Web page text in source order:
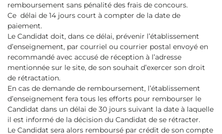
remboursement sans pénalité des frais de concours.
Ce délai de 14 jours court à compter de la date de
paiement.
Le Candidat doit, dans ce délai, prévenir l’établissement
d’enseignement, par courriel ou courrier postal envoyé en
recommandé avec accusé de réception à l’adresse
mentionnée sur le site, de son souhait d’exercer son droit
de rétractation.
En cas de demande de remboursement, l’établissement
d’enseignement fera tous les efforts pour rembourser le
Candidat dans un délai de 30 jours suivant la date à laquelle
il est informé de la décision du Candidat de se rétracter.
Le Candidat sera alors remboursé par crédit de son compte